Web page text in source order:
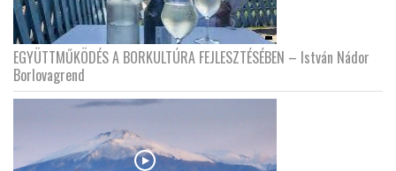
EGYÜTTMŰKÖDÉS A BORKULTÚRA FEJLESZTÉSÉBEN – István Nádor
Borlovagrend